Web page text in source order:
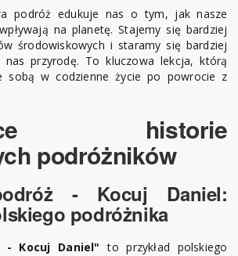
podróż edukuje nas o tym, jak nasze
na planetę. Stajemy się bardziej
środowiskowych i staramy się bardziej
przyrodę. To kluczowa lekcja, którą
sobą w codzienne życie po powrocie z
historie
podróżników
- Kocuj Daniel:
podróżnika
- Kocuj Daniel" to przykład polskiego